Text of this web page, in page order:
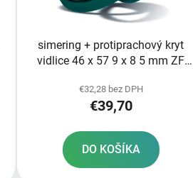
o
v
simering + protiprachový kryt
vidlice 46 x 57 9 x 8 5 mm ZF
€32,28 bez DPH
€39,70
DO KOŠÍKA